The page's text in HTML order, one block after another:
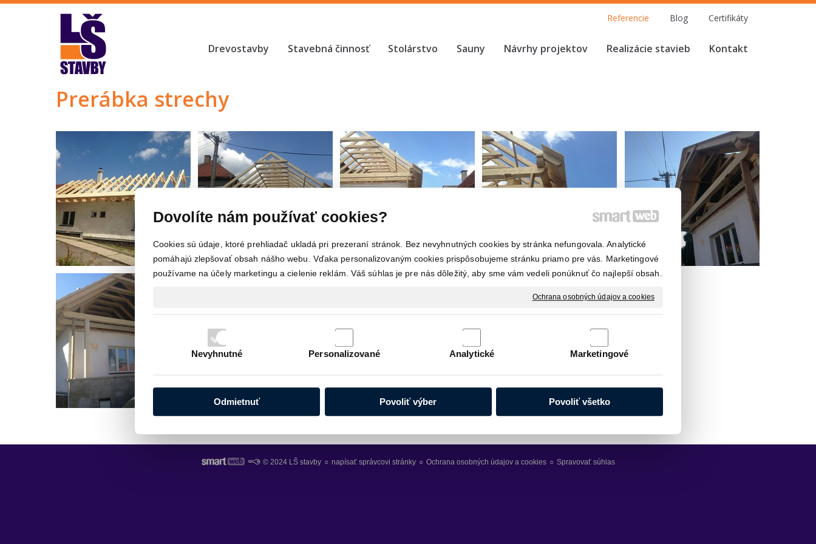
Certifikáty
Blog
Referencie
Kontakt
Realizácie stavieb
Návrhy projektov
Sauny
Stolárstvo
Stavebná činnosť
Drevostavby
Prerábka strechy
Dovolíte nám používať cookies?
Cookies sú údaje, ktoré prehliadač ukladá pri prezeraní stránok. Bez nevyhnutných cookies by stránka nefungovala. Analytické
pomáhajú zlepšovať obsah nášho webu. Vďaka personalizovaným cookies prispôsobujeme stránku priamo pre vás. Marketingové
používame na účely marketingu a cielenie reklám. Váš súhlas je pre nás dôležitý, aby sme vám vedeli ponúknuť čo najlepší obsah.
Ochrana osobných údajov a cookies
Nevyhnutné Personalizované Analytické Marketingové
Odmietnuť Povoliť výber Povoliť všetko
© 2024 LŠ stavby ○ napísať správcovi stránky ○ Ochrana osobných údajov a cookies ○ Spravovať súhlas